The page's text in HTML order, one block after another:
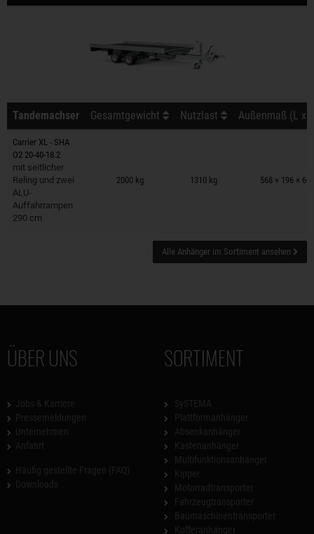
Tandemachser Gesamtgewicht Nutzlast Außenmaß (L x
Carrier XL - SHA
O2 20-40-18.2
mit seitlicher
Reling und zwei
ALU-
Auffahrrampen
290 cm
2000 kg 1310 kg 568 × 196 × 60
Anhänger auf Merkzettel
Alle Anhänger im Sortiment ansehen
ÜBER UNS SORTIMENT